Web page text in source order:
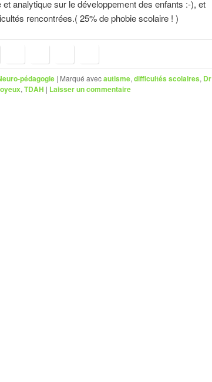
analytique sur le développement des enfants :-), et
rencontrées.( 25% de phobie scolaire ! )
pédagogie | Marqué avecautisme, difficultés scolaires, Dr
, TDAH | Laisser un commentaire